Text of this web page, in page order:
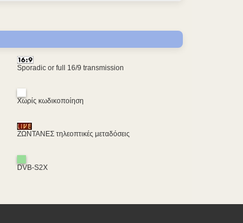
Sporadic or full 16/9 transmission
Χωρίς κωδικοποίηση
ΖΩΝΤΑΝΕΣ τηλεοπτικές μεταδόσεις
DVB-S2X